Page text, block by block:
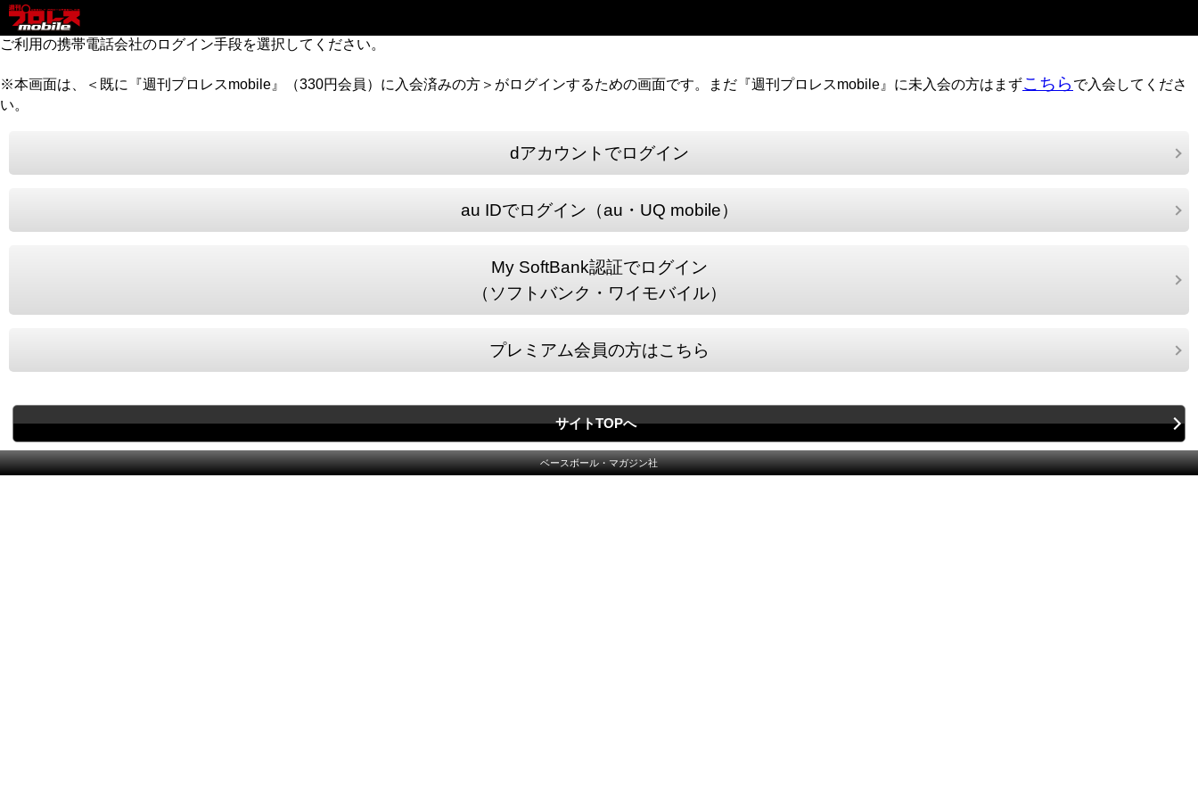
ご利用の携帯電話会社のログイン手段を選択してください。
※本画面は、＜既に『週刊プロレスmobile』（330円会員）に入会済みの方＞がログインするための画面です。まだ『週刊プロレスmobile』に未入会の方はまずこちら で入会してくださ
い。
dアカウントでログイン
au IDでログイン（au・UQ mobile）
My SoftBank認証でログイン
（ソフトバンク・ワイモバイル）
プレミアム会員の方はこちら
サイトTOPへ
ベースボール・マガジン社